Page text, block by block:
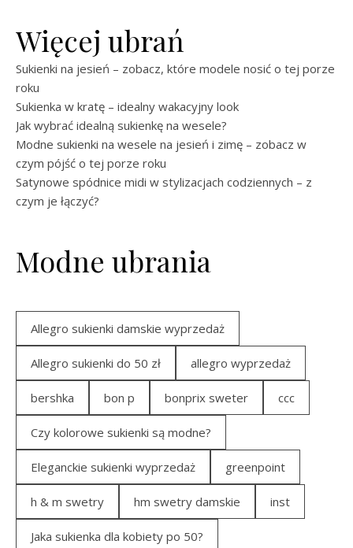
Więcej ubrań
Sukienki na jesień – zobacz, które modele nosić o tej porze
roku
Sukienka w kratę – idealny wakacyjny look
Jak wybrać idealną sukienkę na wesele?
Modne sukienki na wesele na jesień i zimę – zobacz w
czym pójść o tej porze roku
Satynowe spódnice midi w stylizacjach codziennych – z
czym je łączyć?
Modne ubrania
Allegro sukienki damskie wyprzedaż
Allegro sukienki do 50 zł allegro wyprzedaż
bershka bon p bonprix sweter ccc
Czy kolorowe sukienki są modne?
Eleganckie sukienki wyprzedaż greenpoint
h & m swetry hm swetry damskie inst
Jaka sukienka dla kobiety po 50?